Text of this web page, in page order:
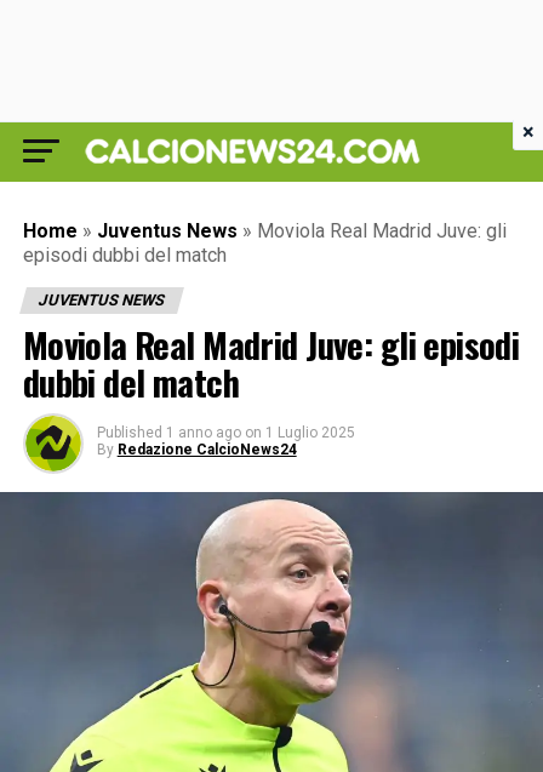
Home » Juventus News » Moviola Real Madrid Juve: gli
episodi dubbi del match
JUVENTUS NEWS
Moviola Real Madrid Juve: gli episodi
dubbi del match
Published 1 anno ago on 1 Luglio 2025
By Redazione CalcioNews24
×